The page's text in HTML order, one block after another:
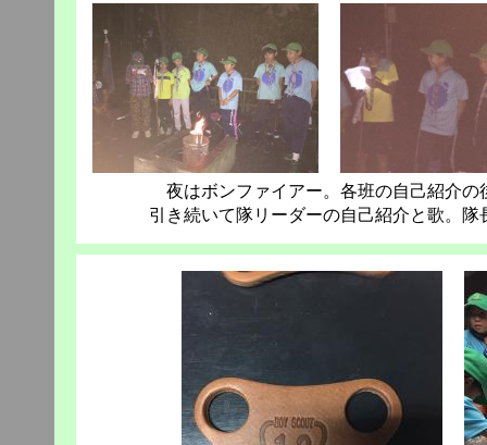
夜はボンファイアー。各班の自己紹介
引き続いて隊リーダーの自己紹介と歌。